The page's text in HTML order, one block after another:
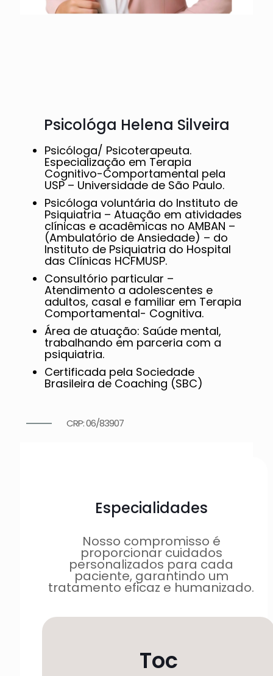
Psicológa Helena Silveira
Psicóloga/ Psicoterapeuta.
Especialização em Terapia
Cognitivo-Comportamental pela
USP – Universidade de São Paulo.
Psicóloga voluntária do Instituto de
Psiquiatria – Atuação em atividades
clínicas e acadêmicas no AMBAN –
(Ambulatório de Ansiedade) – do
Instituto de Psiquiatria do Hospital
das Clínicas HCFMUSP.
Consultório particular –
Atendimento a adolescentes e
adultos, casal e familiar em Terapia
Comportamental- Cognitiva.
Área de atuação: Saúde mental,
trabalhando em parceria com a
psiquiatria.
Certificada pela Sociedade
Brasileira de Coaching (SBC)
CRP: 06/83907
Especialidades
Nosso compromisso é
proporcionar cuidados
personalizados para cada
paciente, garantindo um
tratamento eficaz e humanizado.
Toc